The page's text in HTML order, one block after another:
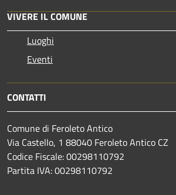
VIVERE IL COMUNE
Luoghi
Eventi
CONTATTI
Comune di Feroleto Antico
Via Castello, 1 88040 Feroleto Antico CZ
Codice Fiscale: 00298110792
Partita IVA: 00298110792